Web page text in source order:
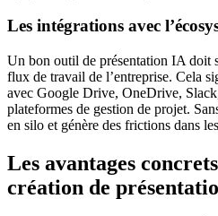
Les intégrations avec
Un bon outil de présentation IA doit
flux de travail de l’entreprise. Cela
avec Google Drive, OneDrive,
plateformes de gestion de projet.
en silo et génère des frictions dans
Les avantages
création de